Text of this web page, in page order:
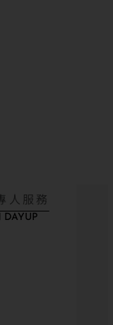
人服務
DAYUP